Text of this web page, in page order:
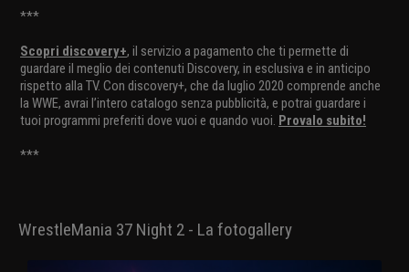
***
Scopri discovery+, il servizio a pagamento che ti permette di
guardare il meglio dei contenuti Discovery, in esclusiva e in anticipo
rispetto alla TV. Con discovery+, che da luglio 2020 comprende anche
la WWE, avrai l’intero catalogo senza pubblicità, e potrai guardare i
tuoi programmi preferiti dove vuoi e quando vuoi. Provalo subito!
***
WrestleMania 37 Night 2 - La fotogallery